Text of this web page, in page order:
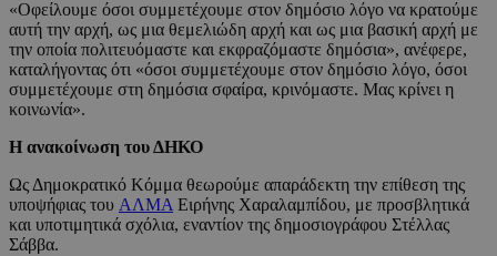
«Οφείλουμε όσοι συμμετέχουμε στον δημόσιο λόγο να κρατούμε
αυτή την αρχή, ως μια θεμελιώδη αρχή και ως μια βασική αρχή με
την οποία πολιτευόμαστε και εκφραζόμαστε δημόσια», ανέφερε,
καταλήγοντας ότι «όσοι συμμετέχουμε στον δημόσιο λόγο, όσοι
συμμετέχουμε στη δημόσια σφαίρα, κρινόμαστε. Μας κρίνει η
κοινωνία».
Η ανακοίνωση του ΔΗΚΟ
Ως Δημοκρατικό Κόμμα θεωρούμε απαράδεκτη την επίθεση της
υποψήφιας του ΑΛΜΑ Ειρήνης Χαραλαμπίδου, με προσβλητικά
και υποτιμητικά σχόλια, εναντίον της δημοσιογράφου Στέλλας
Σάββα.